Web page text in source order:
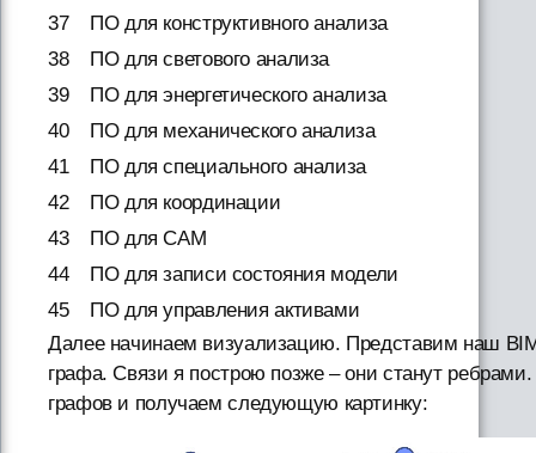
37
ПО для конструктивного анализа
38
ПО для светового анализа
39
ПО для энергетического анализа
40
ПО для механического анализа
41
ПО для специального анализа
42
ПО для координации
43
ПО для CAM
44
ПО для записи состояния модели
45
ПО для управления активами
Далее начинаем визуализацию. Представим наш
графа. Связи я построю позже – они станут
графов и получаем следующую картинку: